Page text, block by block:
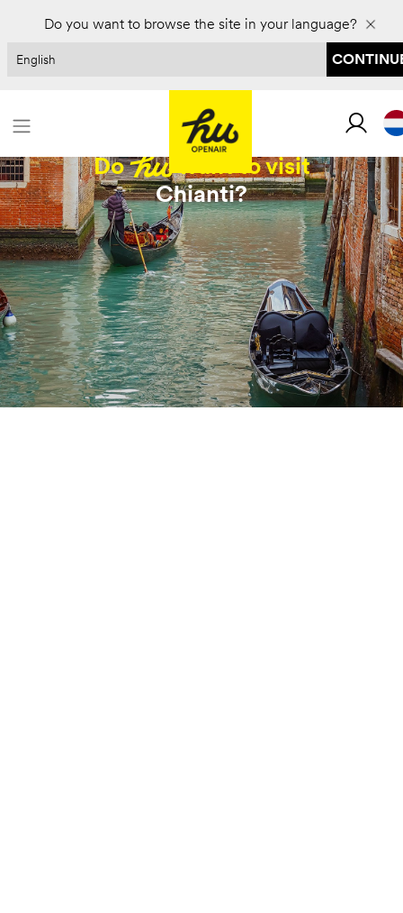
Do you want to browse the site in your language?
CONTINUE
Do want to visit
Chianti?